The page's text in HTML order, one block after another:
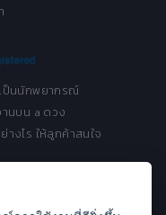
ป็นนักพยากรณ์
านบน a ดวง
างไร ให้ลูกค้าสนใจ